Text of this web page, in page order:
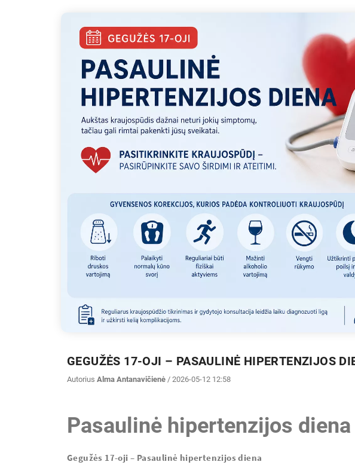
GEGUŽĖS 17-OJI – PASAULINĖ HIPERTENZIJOS
Autorius Alma Antanavičienė / 2026-05-12 12:58
Pasaulinė hipertenzijos diena
Gegužės 17-oji – Pasaulinė hipertenzijos diena